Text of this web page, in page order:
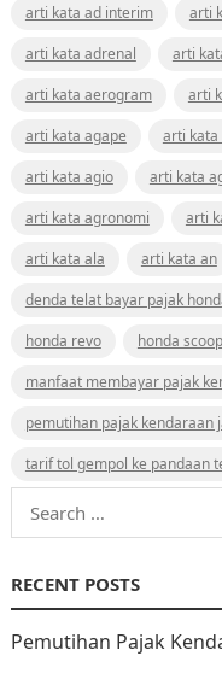
arti kata ad interim
arti
arti kata adrenal
arti
arti kata aerogram
arti
arti kata agape
arti
arti kata agio
arti kata
arti kata agronomi
arti
arti kata ala
arti kata an
denda telat bayar pajak
honda revo
honda
manfaat membayar pajak
pemutihan pajak kendaraan
tarif tol gempol ke pandaan
Search
for:
RECENT POSTS
Pemutihan Pajak